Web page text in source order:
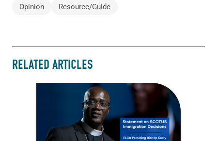
Opinion Resource/Guide
RELATED ARTICLES